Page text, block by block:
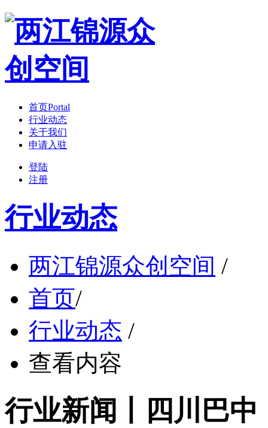
首页Portal
行业动态
关于我们
申请入驻
登陆
注册
行业动态
两江锦源众创空间 /
首页/
行业动态 /
查看内容
行业新闻丨四川巴